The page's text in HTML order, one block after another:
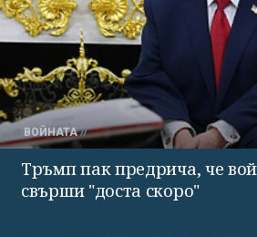
ВОЙНАТА
Тръмп пак предрича, че
свърши "доста скоро"